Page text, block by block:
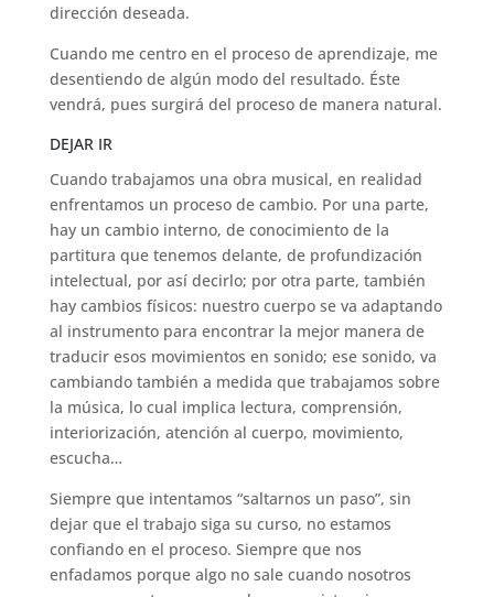
dirección deseada.
Cuando me centro en el proceso de aprendizaje, me
desentiendo de algún modo del resultado. Éste
vendrá, pues surgirá del proceso de manera natural.
DEJAR IR
Cuando trabajamos una obra musical, en realidad
enfrentamos un proceso de cambio. Por una parte,
hay un cambio interno, de conocimiento de la
partitura que tenemos delante, de profundización
intelectual, por así decirlo; por otra parte, también
hay cambios físicos: nuestro cuerpo se va adaptando
al instrumento para encontrar la mejor manera de
traducir esos movimientos en sonido; ese sonido, va
cambiando también a medida que trabajamos sobre
la música, lo cual implica lectura, comprensión,
interiorización, atención al cuerpo, movimiento,
escucha…
Siempre que intentamos “saltarnos un paso”, sin
dejar que el trabajo siga su curso, no estamos
confiando en el proceso. Siempre que nos
enfadamos porque algo no sale cuando nosotros